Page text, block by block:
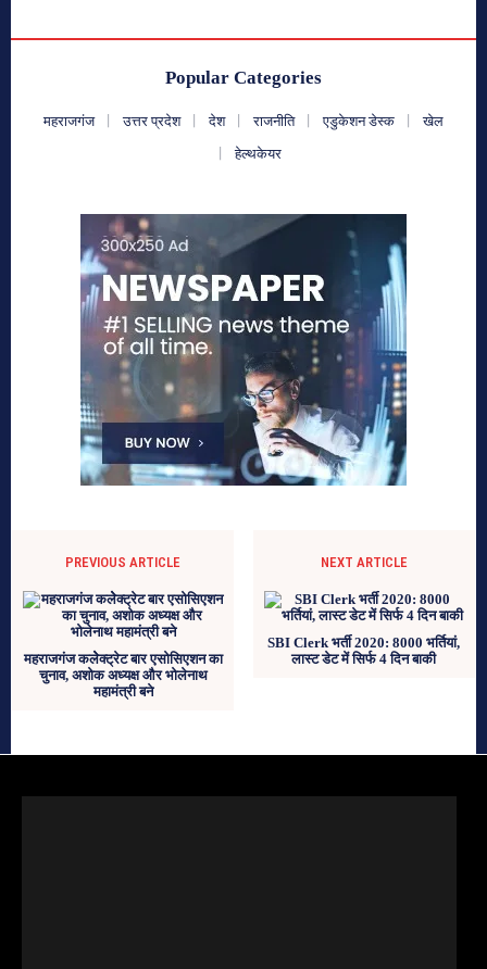
Popular Categories
महराजगंज उत्तर प्रदेश देश राजनीति एडुकेशन डेस्क
खेल
हेल्थकेयर
PREVIOUS ARTICLE
महराजगंज कलेेक्ट्रेट बार एसोसिएशन का
चुनाव, अशोक अध्यक्ष और भोलेनाथ
महामंत्री बने
NEXT ARTICLE
SBI Clerk भर्ती 2020: 8000 भर्तियां,
लास्ट डेट में सिर्फ 4 दिन बाकी